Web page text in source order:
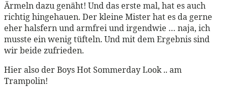
Ärmeln dazu genäht! Und das erste mal, hat es auch
richtig hingehauen. Der kleine Mister hat es da gerne
eher halsfern und armfrei und irgendwie … naja, ich
musste ein wenig tüfteln. Und mit dem Ergebnis sind
wir beide zufrieden.
Hier also der Boys Hot Sommerday Look .. am
Trampolin!